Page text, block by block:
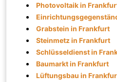
Photovoltaik in
Grabstein in Frankfurt
Steinmetz in Frankfurt
Schlüsseldienst in
Baumarkt in Frankfurt
Lüftungsbau in